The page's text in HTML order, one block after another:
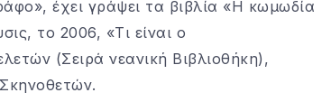
έχει γράψει τα βιβλία «Η κωμωδία
το 2006, «Τι είναι ο
(Σειρά νεανική Βιβλιοθήκη),